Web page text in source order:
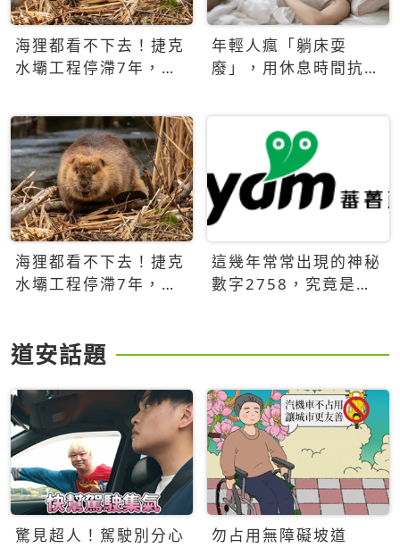
海狸都看不下去！捷克
水壩工程停滯7年，海
年輕人瘋「躺床耍
廢」，用休息時間抗拒
海狸都看不下去！捷克
水壩工程停滯7年，海
這幾年常常出現的神秘
數字2758，究竟是什
道安話題
驚見超人！駕駛別分心 勿占用無障礙坡道